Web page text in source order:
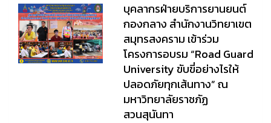
บุคลากรฝ่ายบริการยานยนต์
กองกลาง สำนักงานวิทยาเขต
สมุทรสงคราม เข้าร่วม
โครงการอบรม “Road Guard
University ขับขี่อย่างไรให้
ปลอดภัยทุกเส้นทาง” ณ
มหาวิทยาลัยราชภัฏ
สวนสุนันทา